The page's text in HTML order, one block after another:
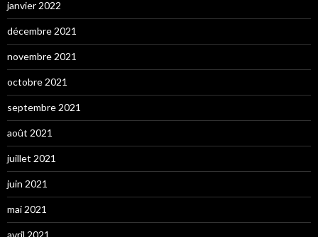
janvier 2022
décembre 2021
novembre 2021
octobre 2021
septembre 2021
août 2021
juillet 2021
juin 2021
mai 2021
avril 2021